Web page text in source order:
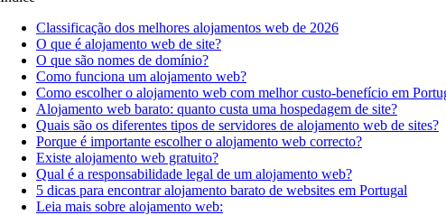
Classificação dos melhores alojamentos web de 2026
O que é alojamento web de site?
O que são nomes de domínio?
Como funciona um alojamento web?
Como escolher o alojamento web com melhor custo-benefício em
Alojamento web barato: quanto custa uma hospedagem de site?
Quais são os diferentes tipos de servidores de alojamento web de sites?
Porque é importante escolher o alojamento web correcto?
Existe alojamento web gratuito?
Qual é a responsabilidade legal de um alojamento web?
5 dicas para encontrar alojamento barato de websites em Portugal
Leia mais sobre alojamento web: